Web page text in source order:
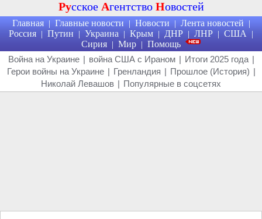
Русское Агентство Новостей
Главная | Главные новости | Новости | Лента новостей |
Россия | Путин | Украина | Крым | ДНР | ЛНР | США |
Сирия | Мир | Помощь
Война на Украине | война США с Ираном | Итоги 2025 года |
Герои войны на Украине | Гренландия | Прошлое (История) |
Николай Левашов | Популярные в соцсетях